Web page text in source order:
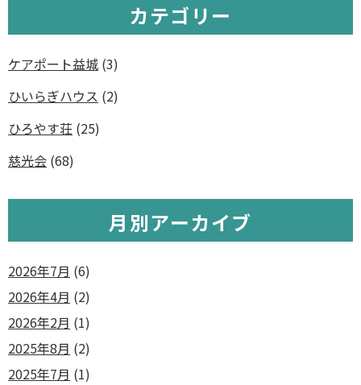
カテゴリー
ケアポート益城 (3)
ひいらぎハウス (2)
ひろやす荘 (25)
慈光会 (68)
月別アーカイブ
2026年7月 (6)
2026年4月 (2)
2026年2月 (1)
2025年8月 (2)
2025年7月 (1)